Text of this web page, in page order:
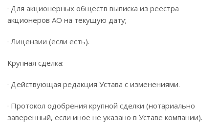
· Для акционерных обществ выписка из реестра
акционеров АО на текущую дату;
· Лицензии (если есть).
Крупная сделка:
· Действующая редакция Устава с изменениями.
· Протокол одобрения крупной сделки (нотариально
заверенный, если иное не указано в Уставе компании).